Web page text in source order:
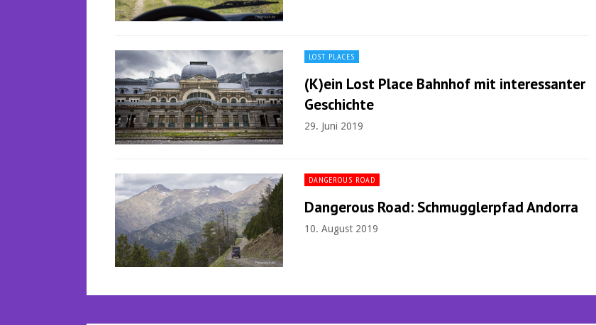
LOST PLACES
(K)ein Lost Place Bahnhof mit interessanter
Geschichte
29. Juni 2019
DANGEROUS ROAD
Dangerous Road: Schmugglerpfad Andorra
10. August 2019